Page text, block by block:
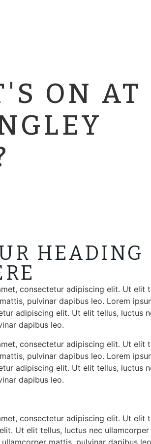
ON AT
HEADING
consectetur adipiscing elit. Ut elit
pulvinar dapibus leo. Lorem
adipiscing elit. Ut elit tellus, luctus
dapibus leo.
consectetur adipiscing elit. Ut elit
pulvinar dapibus leo. Lorem
adipiscing elit. Ut elit tellus, luctus
dapibus leo.
consectetur adipiscing elit. Ut elit
Ut elit tellus, luctus nec